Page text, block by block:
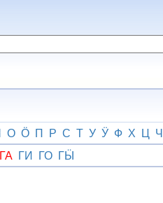
О Ӧ П Р С Т У Ӱ Ф Х Ц Ч
ГА ГИ ГО ГӸ